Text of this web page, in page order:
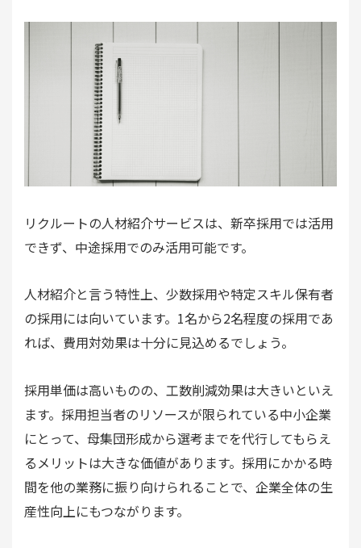
リクルートの人材紹介サービスは、新卒採用では活用
できず、中途採用でのみ活用可能です。
人材紹介と言う特性上、少数採用や特定スキル保有者
の採用には向いています。1名から2名程度の採用であ
れば、費用対効果は十分に見込めるでしょう。
採用単価は高いものの、工数削減効果は大きいといえ
ます。採用担当者のリソースが限られている中小企業
にとって、母集団形成から選考までを代行してもらえ
るメリットは大きな価値があります。採用にかかる時
間を他の業務に振り向けられることで、企業全体の生
産性向上にもつながります。